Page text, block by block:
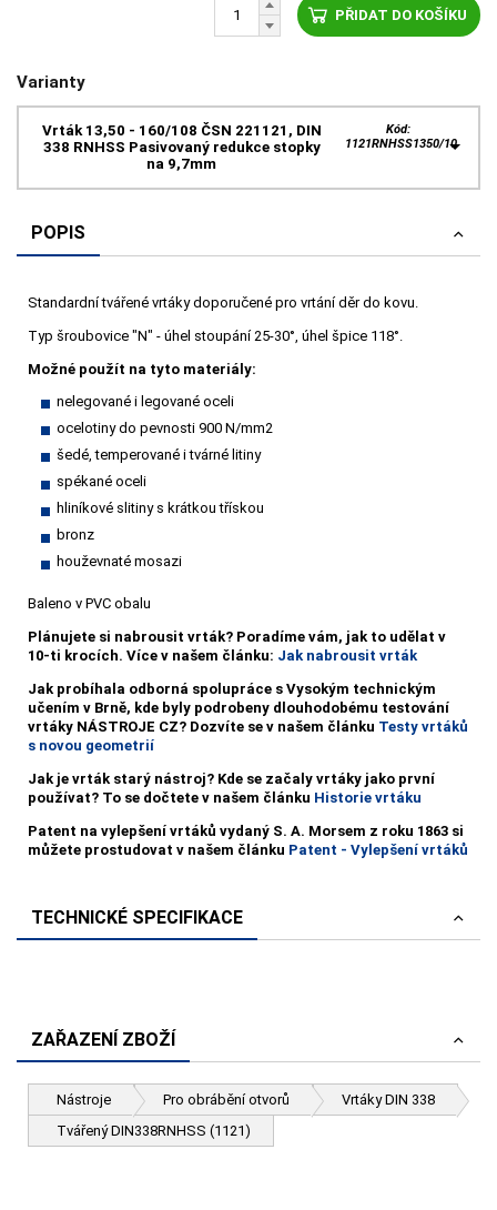
PŘIDAT DO KOŠÍKU
Varianty
Vrták 13,50 - 160/108 ČSN 221121, DIN
338 RNHSS Pasivovaný redukce stopky
na 9,7mm
Kód:
1121RNHSS1350/10
POPIS
Standardní tvářené vrtáky doporučené pro vrtání děr do kovu.
Typ šroubovice "N" - úhel stoupání 25-30°, úhel špice 118°.
Možné použít na tyto materiály:
nelegované i legované oceli
ocelotiny do pevnosti 900 N/mm2
šedé, temperované i tvárné litiny
spékané oceli
hliníkové slitiny s krátkou třískou
bronz
houževnaté mosazi
Baleno v PVC obalu
Plánujete si nabrousit vrták? Poradíme vám, jak to udělat v
10-ti krocích. Více v našem článku: Jak nabrousit vrták
Jak probíhala odborná spolupráce s Vysokým technickým
učením v Brně, kde byly podrobeny dlouhodobému testování
vrtáky NÁSTROJE CZ? Dozvíte se v našem článku Testy vrtáků
s novou geometrií
Jak je vrták starý nástroj? Kde se začaly vrtáky jako první
používat? To se dočtete v našem článku Historie vrtáku
Patent na vylepšení vrtáků vydaný S. A. Morsem z roku 1863 si
můžete prostudovat v našem článku Patent - Vylepšení vrtáků
TECHNICKÉ SPECIFIKACE
ZAŘAZENÍ ZBOŽÍ
Nástroje Pro obrábění otvorů
Vrtáky DIN 338
Tvářený DIN338RNHSS (1121)